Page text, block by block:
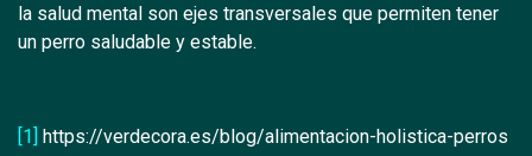
la salud mental son ejes transversales que permiten tener
un perro saludable y estable.
[1] https://verdecora.es/blog/alimentacion-holistica-perros